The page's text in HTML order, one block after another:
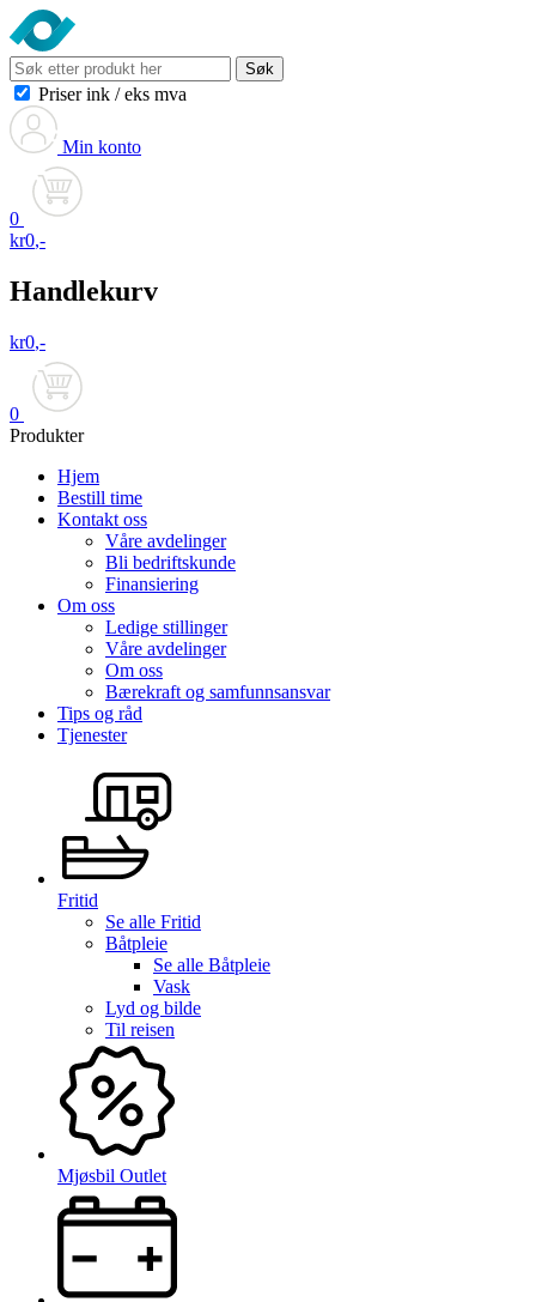
Søk
Priser ink / eks mva
Min konto
0
kr0,-
Handlekurv
kr0,-
0
Produkter
Hjem
Bestill time
Kontakt oss
Våre avdelinger
Bli bedriftskunde
Finansiering
Om oss
Ledige stillinger
Våre avdelinger
Om oss
Bærekraft og samfunnsansvar
Tips og råd
Tjenester
Fritid
Se alle Fritid
Båtpleie
Se alle Båtpleie
Vask
Lyd og bilde
Til reisen
Mjøsbil Outlet